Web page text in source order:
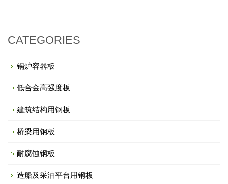
CATEGORIES
锅炉容器板
低合金高强度板
建筑结构用钢板
桥梁用钢板
耐腐蚀钢板
造船及采油平台用钢板